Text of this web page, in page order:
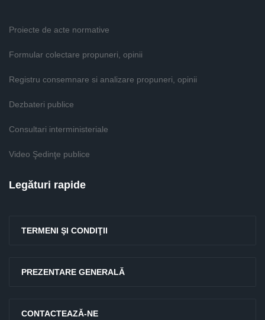
Proiecte de acte normative
Formular colectare propuneri, opinii
Registru consemnare si analizare propuneri, opinii
Dezbateri publice
Consultari interministeriale
Video Şedinţe publice
Legături rapide
TERMENI ŞI CONDIŢII
PREZENTARE GENERALĂ
CONTACTEAZĂ-NE